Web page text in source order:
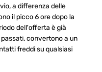
a differenza delle
il picco 6 ore dopo la
dell'offerta è già
convertono a un
freddi su qualsiasi